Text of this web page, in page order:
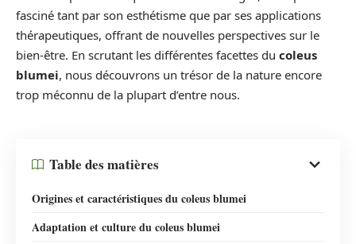
fasciné tant par son esthétisme que par ses applications
thérapeutiques, offrant de nouvelles perspectives sur le
bien-être. En scrutant les différentes facettes du coleus
blumei, nous découvrons un trésor de la nature encore
trop méconnu de la plupart d’entre nous.
Table des matières
Origines et caractéristiques du coleus blumei
Adaptation et culture du coleus blumei